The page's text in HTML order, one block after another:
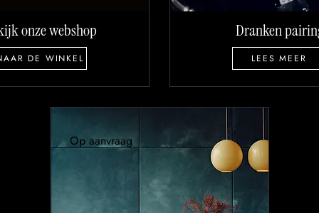
onze webshop
DE WINKEL
Dranken
LEES MEER
Op aanvraag